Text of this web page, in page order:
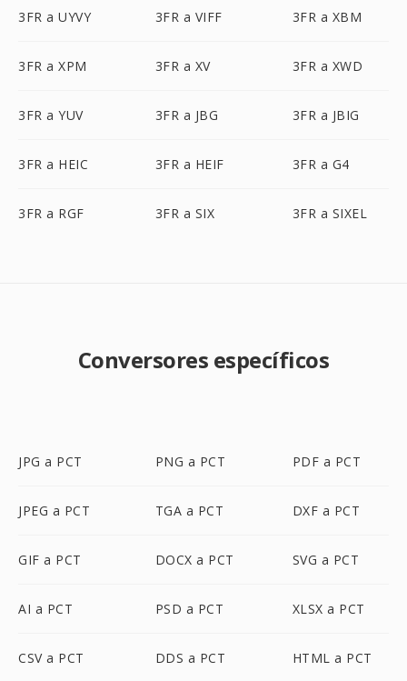
3FR a UYVY 3FR a VIFF 3FR a XBM
3FR a XPM 3FR a XV 3FR a XWD
3FR a YUV 3FR a JBG 3FR a JBIG
3FR a HEIC 3FR a HEIF 3FR a G4
3FR a RGF 3FR a SIX 3FR a SIXEL
Conversores específicos
JPG a PCT PNG a PCT PDF a PCT
JPEG a PCT TGA a PCT DXF a PCT
GIF a PCT DOCX a PCT SVG a PCT
AI a PCT PSD a PCT XLSX a PCT
CSV a PCT DDS a PCT HTML a PCT